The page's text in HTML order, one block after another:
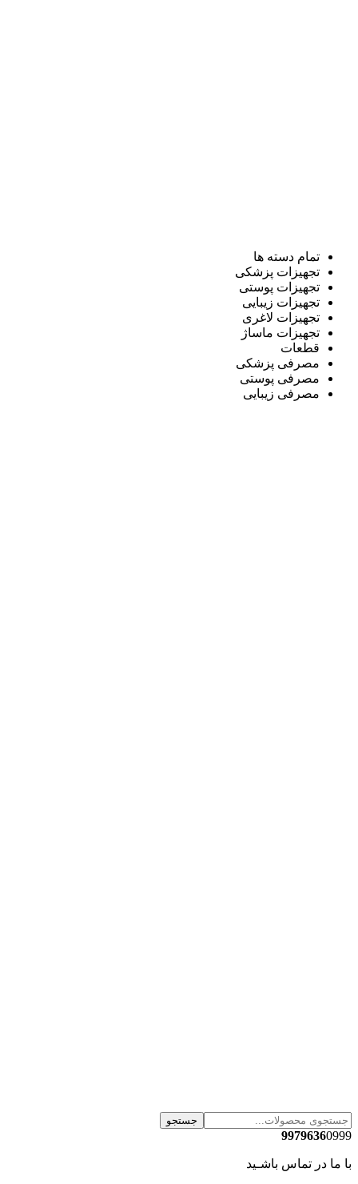
تمام دسته ها
تجهیزات پزشکی
تجهیزات پوستی
تجهیزات زیبایی
تجهیزات لاغری
تجهیزات ماساژ
قطعات
مصرفی پزشکی
مصرفی پوستی
مصرفی زیبایی
جستجو
99796360999
با ما در تماس باشـید